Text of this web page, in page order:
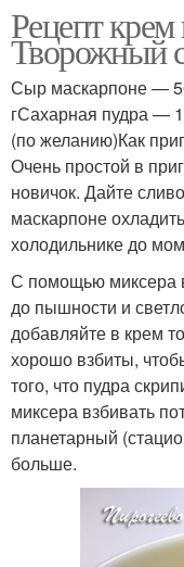
Рецепт крем
Творожный
Сыр маскарпоне —
гСахарная пудра —
(по желанию)Как
Очень простой в
новичок. Дайте
маскарпоне
холодильнике до
С помощью миксера
до пышности и
добавляйте в крем
хорошо взбиты,
того, что пудра
миксера взбивать
планетарный
больше.